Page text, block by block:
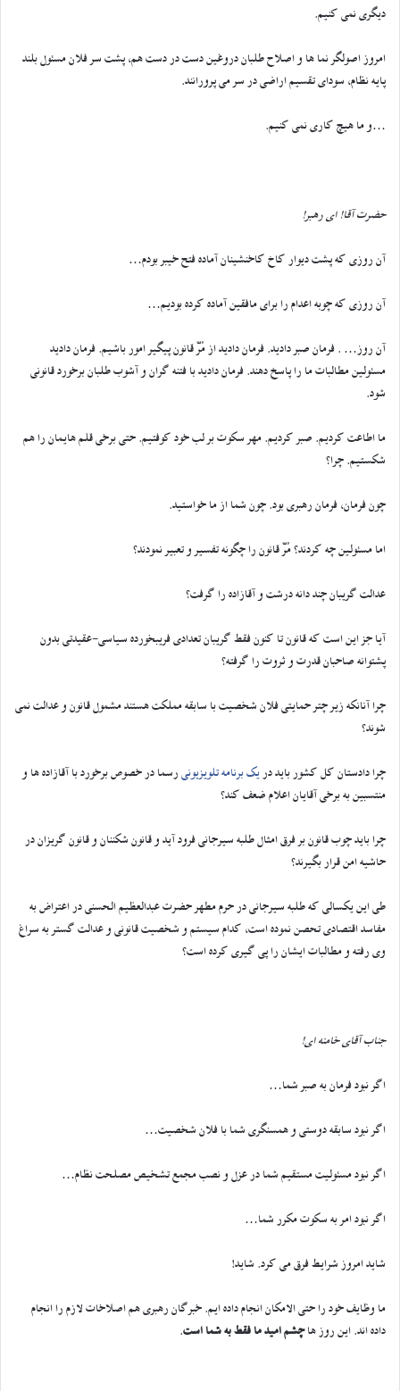
دیگری نمی کنیم.
امروز اصولگر نما ها و اصلاح طلبان دروغین دست در دست هم، پشت سر فلان مسئول بلند
پایه نظام، سودای تقسیم اراضی در سر می پرورانند.
…و ما هیچ کاری نمی کنیم.
حضرت آقا! ای رهبر!
آن روزی که پشت دیوار کاخ کاخنشینان آماده فتح خیبر بودم…
آن روزی که چوبه اعدام را برای مافقین آماده کرده بودیم…
آن روز… . فرمان صبر دادید. فرمان دادید از مُرّ قانون پیگیر امور باشیم. فرمان دادید
مسئولین مطالبات ما را پاسخ دهند. فرمان دادید با فتنه گران و آشوب طلبان برخورد قانونی
شود.
ما اطاعت کردیم. صبر کردیم. مهر سکوت بر لب خود کوفتیم. حتی برخی قلم هایمان را هم
شکستیم. چرا؟
چون فرمان، فرمان رهبری بود. چون شما از ما خواستید.
اما مسئولین چه کردند؟ مُرّ قانون را چگونه تفسیر و تعبیر نمودند؟
عدالت گریبان چند دانه درشت و آقازاده را گرفت؟
آیا جز این است که قانون تا کنون فقط گریبان تعدادی فریبخورده سیاسی-عقیدتی بدون
پشتوانه صاحبان قدرت و ثروت را گرفته؟
چرا آنانکه زیر چتر حمایتی فلان شخصیت با سابقه مملکت هستند مشمول قانون و عدالت نمی
شوند؟
چرا دادستان کل کشور باید در یک برنامه تلویزیونی رسما در خصوص برخورد با آقازاده ها و
منتسبین به برخی آقایان اعلام ضعف کند؟
چرا باید چوب قانون بر فرق امثال طلبه سیرجانی فرود آید و قانون شکننان و قانون گریزان در
حاشیه امن قرار بگیرند؟
طی این یکسالی که طلبه سیرجانی در حرم مطهر حضرت عبدالعظیم الحسنی در اعتراض به
مفاسد اقتصادی تحصن نموده است، کدام سیستم و شخصیت قانونی و عدالت گستر به سراغ
وی رفته و مطالبات ایشان را پی گیری کرده است؟
جناب آقای خامنه ای!
اگر نبود فرمان به صبر شما…
اگر نبود سابقه دوستی و همسنگری شما با فلان شخصیت…
اگر نبود مسئولیت مستقیم شما در عزل و نصب مجمع تشخیص مصلحت نظام…
اگر نبود امر به سکوت مکرر شما…
شاید امروز شرایط فرق می کرد. شاید!
ما وظایف خود را حتی الامکان انجام داده ایم. خبرگان رهبری هم اصلاخات لازم را انجام
داده اند. این روز هاچشم امید ما فقط به شما است.